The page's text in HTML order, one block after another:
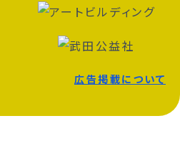
広告掲載について